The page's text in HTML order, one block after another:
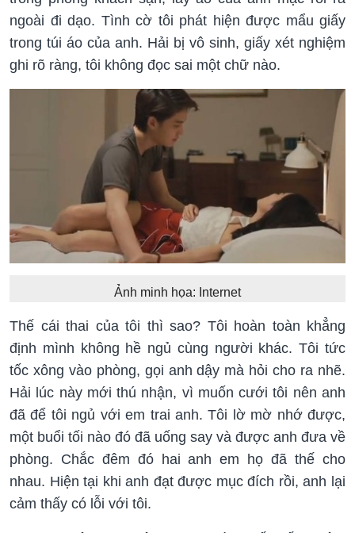
ngoài đi dạo. Tình cờ tôi phát hiện được mẩu giấy
trong túi áo của anh. Hải bị vô sinh, giấy xét nghiệm
ghi rõ ràng, tôi không đọc sai một chữ nào.
Ảnh minh họa: Internet
Thế cái thai của tôi thì sao? Tôi hoàn toàn khẳng
định mình không hề ngủ cùng người khác. Tôi tức
tốc xông vào phòng, gọi anh dậy mà hỏi cho ra nhẽ.
Hải lúc này mới thú nhận, vì muốn cưới tôi nên anh
đã để tôi ngủ với em trai anh. Tôi lờ mờ nhớ được,
một buổi tối nào đó đã uống say và được anh đưa về
phòng. Chắc đêm đó hai anh em họ đã thế cho
nhau. Hiện tại khi anh đạt được mục đích rồi, anh lại
cảm thấy có lỗi với tôi.